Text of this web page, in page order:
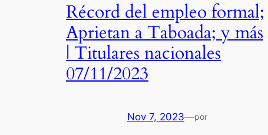
Récord del empleo formal;
Aprietan a Taboada; y más
| Titulares nacionales
07/11/2023
Nov 7, 2023—por